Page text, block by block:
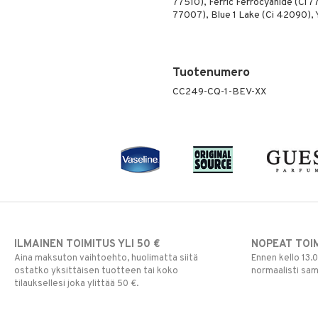
77510), Ferric Ferrocyanide (Ci
77007), Blue 1 Lake (Ci 42090),
Tuotenumero
CC249-CQ-1-BEV-XX
ILMAINEN TOIMITUS YLI 50 €
Aina maksuton vaihtoehto, huolimatta siitä
ostatko yksittäisen tuotteen tai koko
tilauksellesi joka ylittää 50 €.
NOPEAT
Ennen kello
normaalisti